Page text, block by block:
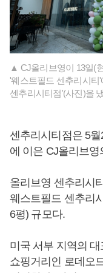
▲ CJ올리브영이 13일(
'웨스트필드 센추리시티
센추리시티점'(사진)을
센추리시티점은 5
에 이은 CJ올리브
올리브영 센추리시
웨스트필드 센추리
6평) 규모다.
미국 서부 지역의
쇼핑거리인 로데오